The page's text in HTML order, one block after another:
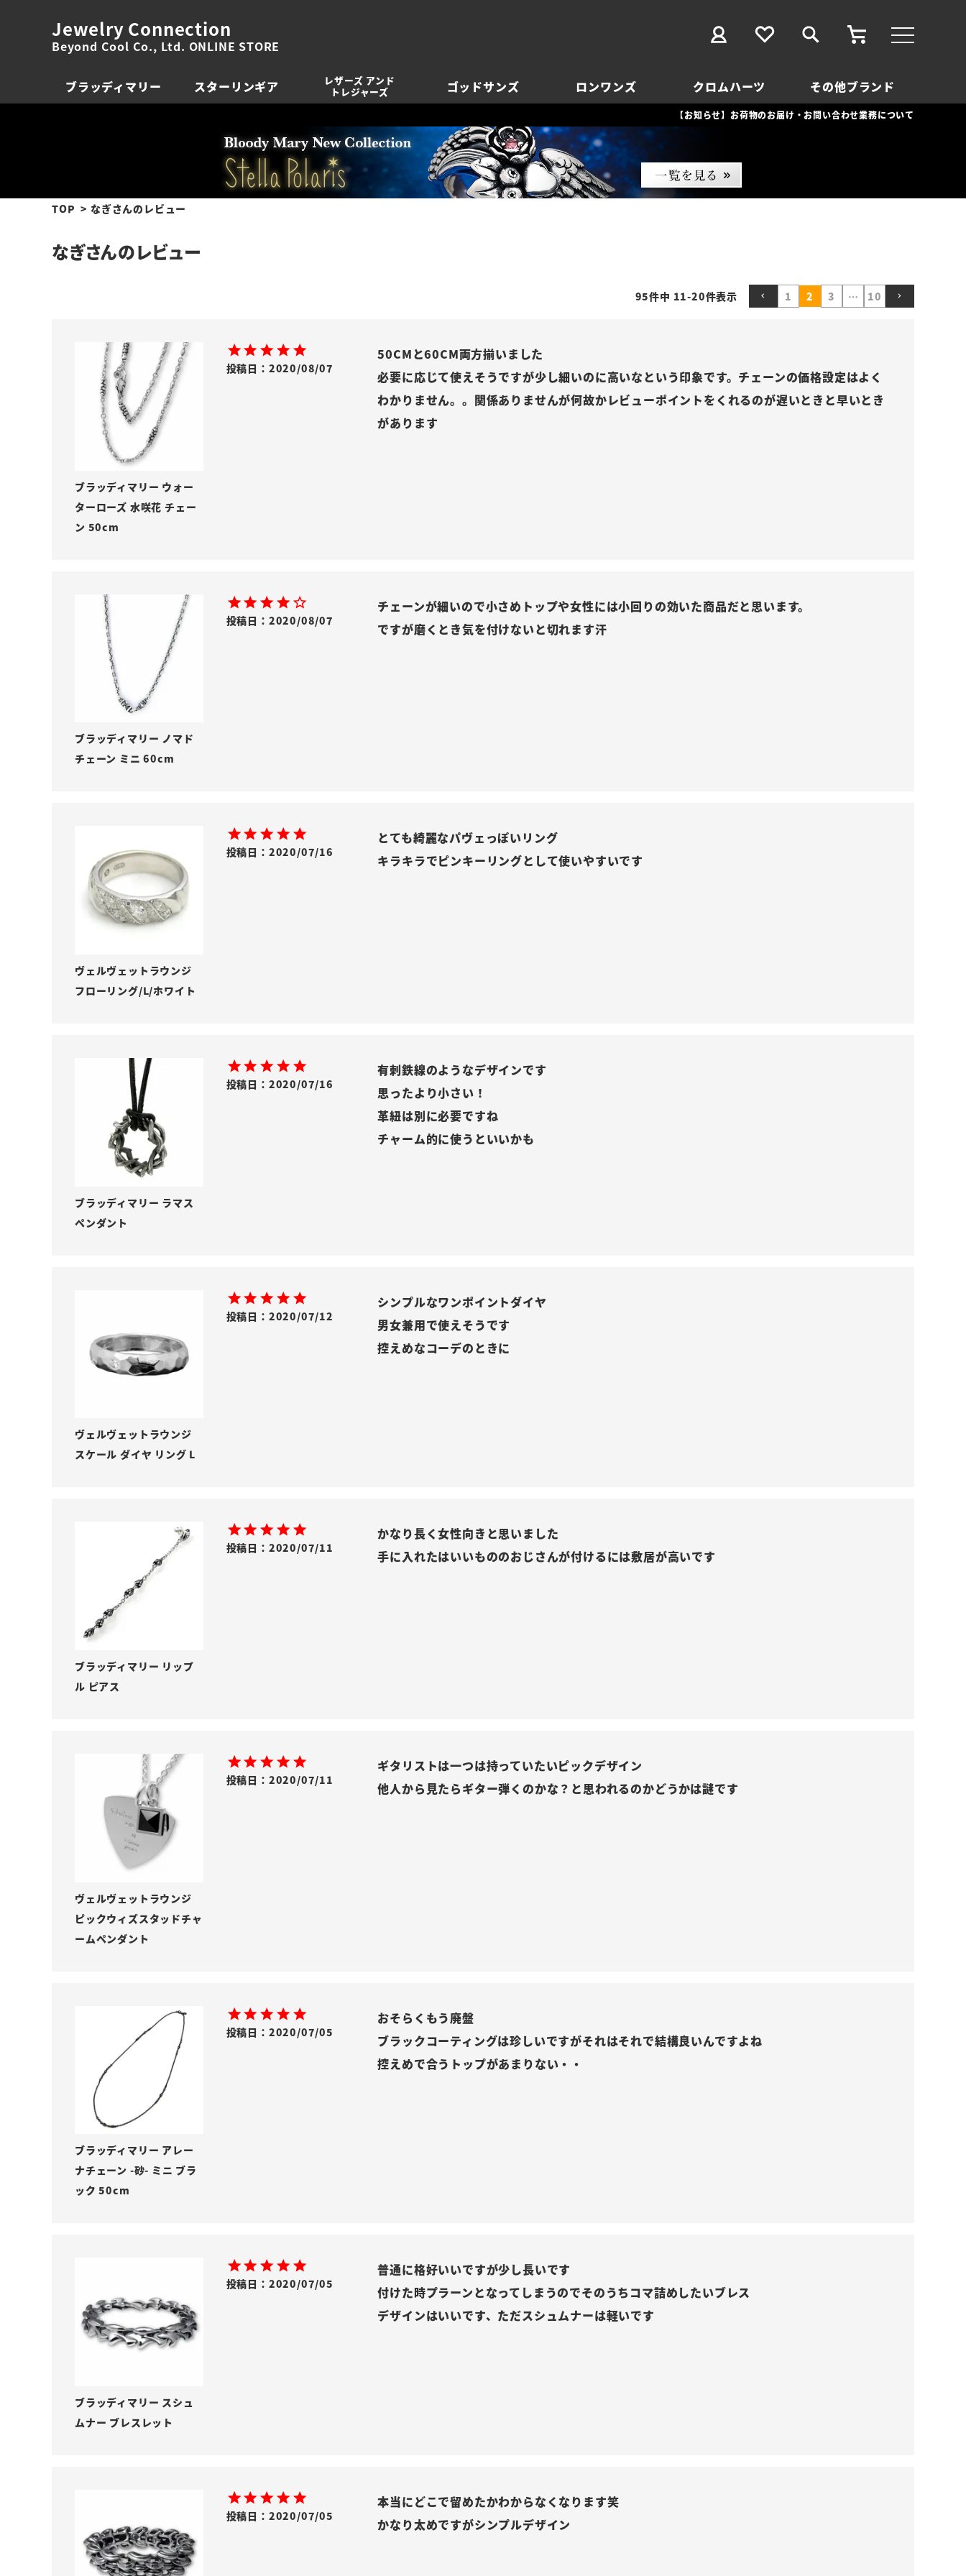
Jewelry Connection
Beyond Cool Co., Ltd. ONLINE STORE
ブラッディマリー スターリンギア
レザーズ アンド
トレジャーズ
ゴッドサンズ ロンワンズ クロムハーツ その他ブランド
【お知らせ】お荷物のお届け・お問い合わせ業務について
TOP なぎさんのレビュー
なぎさんのレビュー
95件中 11-20件表示 1 2 3 … 10
ブラッディマリー ウォー
ターローズ 水咲花 チェー
ン 50cm
投稿日 2020/08/07
50CMと60CM両方揃いました
必要に応じて使えそうですが少し細いのに高いなという印象です。チェーンの価格設定はよく
わかりません。。関係ありませんが何故かレビューポイントをくれるのが遅いときと早いとき
があります
ブラッディマリー ノマド
チェーン ミニ 60cm
投稿日 2020/08/07
チェーンが細いので小さめトップや女性には小回りの効いた商品だと思います。
ですが磨くとき気を付けないと切れます汗
ヴェルヴェットラウンジ
フローリング/L/ホワイト
投稿日 2020/07/16
とても綺麗なパヴェっぽいリング
キラキラでピンキーリングとして使いやすいです
ブラッディマリー ラマス
ペンダント
投稿日 2020/07/16
有刺鉄線のようなデザインです
思ったより小さい！
革紐は別に必要ですね
チャーム的に使うといいかも
ヴェルヴェットラウンジ
スケール ダイヤ リング L
投稿日 2020/07/12
シンプルなワンポイントダイヤ
男女兼用で使えそうです
控えめなコーデのときに
ブラッディマリー リップ
ル ピアス
投稿日 2020/07/11
かなり長く女性向きと思いました
手に入れたはいいもののおじさんが付けるには敷居が高いです
ヴェルヴェットラウンジ
ピックウィズスタッドチャ
ームペンダント
投稿日 2020/07/11
ギタリストは一つは持っていたいピックデザイン
他人から見たらギター弾くのかな？と思われるのかどうかは謎です
ブラッディマリー アレー
ナチェーン -砂- ミニ ブラ
ック 50cm
投稿日 2020/07/05
おそらくもう廃盤
ブラックコーティングは珍しいですがそれはそれで結構良いんですよね
控えめで合うトップがあまりない・・
ブラッディマリー スシュ
ムナー ブレスレット
投稿日 2020/07/05
普通に格好いいですが少し長いです
付けた時プラーンとなってしまうのでそのうちコマ詰めしたいブレス
デザインはいいです、ただスシュムナーは軽いです
投稿日 2020/07/05
本当にどこで留めたかわからなくなります笑